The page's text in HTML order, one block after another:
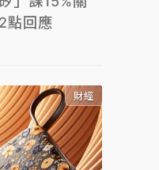
點回應
財經